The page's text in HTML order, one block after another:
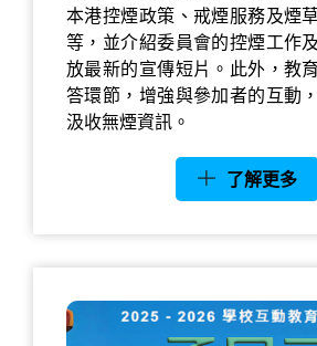
本港控煙政策、戒煙服務及煙
等，並介紹委員會的控煙工作
放最新的宣傳短片。此外，教
答環節，增強與參加者的互動
汲收無煙資訊。
了解更多